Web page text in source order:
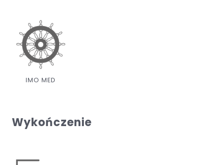
IMO MED
Wykończenie